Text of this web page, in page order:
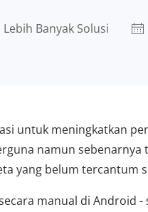
Lebih Banyak Solusi
untuk meningkatkan
namun sebenarnya
yang belum tercantum
manual di Android